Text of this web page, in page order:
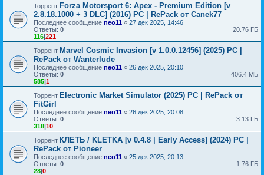
Торрент Forza Motorsport 6: Apex - Premium Edition [v
2.8.18.1000 + 3 DLC] (2016) PC | RePack от Canek77
Последнее сообщение neo11 « 27 дек 2025, 14:46
Ответы: 0
116|221
20.76 ГБ
Торрент Marvel Cosmic Invasion [v 1.0.0.12456] (2025) PC |
RePack от Wanterlude
Последнее сообщение neo11 « 26 дек 2025, 20:10
Ответы: 0
585|1
406.4 МБ
Торрент Electronic Market Simulator (2025) PC | RePack от
FitGirl
Последнее сообщение neo11 « 26 дек 2025, 20:08
Ответы: 0
318|10
3.13 ГБ
Торрент КЛЕТЬ / KLETKA [v 0.4.8 | Early Access] (2024) PC |
RePack от Pioneer
Последнее сообщение neo11 « 25 дек 2025, 20:13
Ответы: 0
28|0
1.76 ГБ